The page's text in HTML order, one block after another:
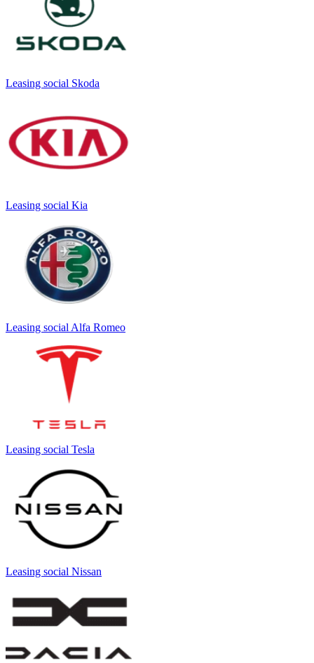
Leasing social Skoda
Leasing social Kia
Leasing social Alfa Romeo
Leasing social Tesla
Leasing social Nissan